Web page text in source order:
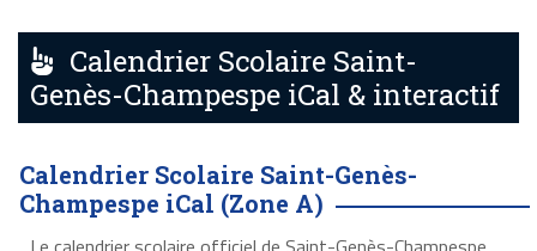
Calendrier Scolaire Saint-
Genès-Champespe iCal & interactif
Calendrier Scolaire Saint-Genès-
Champespe iCal (Zone A)